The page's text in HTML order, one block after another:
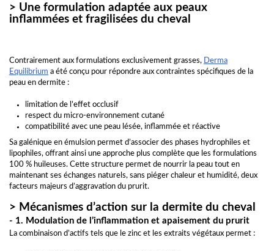
> Une formulation adaptée aux peaux
inflammées et fragilisées du cheval
Contrairement aux formulations exclusivement grasses, Derma
Equilibrium a été conçu pour répondre aux contraintes spécifiques de la
peau en dermite :
limitation de l’effet occlusif
respect du micro-environnement cutané
compatibilité avec une peau lésée, inflammée et réactive
Sa galénique en émulsion permet d’associer des phases hydrophiles et
lipophiles, offrant ainsi une approche plus complète que les formulations
100 % huileuses. Cette structure permet de nourrir la peau tout en
maintenant ses échanges naturels, sans piéger chaleur et humidité, deux
facteurs majeurs d’aggravation du prurit.
> Mécanismes d’action sur la dermite du cheval
- 1. Modulation de l’inflammation et apaisement du prurit
La combinaison d’actifs tels que le zinc et les extraits végétaux permet :